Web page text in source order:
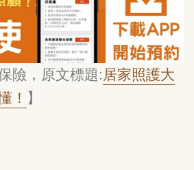
險，原文標題: 居家照護大
！ 】